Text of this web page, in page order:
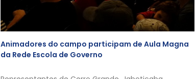
Animadores do campo participam de Aula Magna
da Rede Escola de Governo